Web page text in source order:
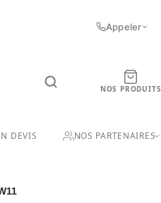
Appeler
NOS PRODUITS
DEVIS NOS PARTENAIRES